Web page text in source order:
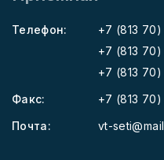
Телефон:
+7 (813
+7 (813 70)
+7 (813 70)
Факс:
+7 (813
Почта:
vt-